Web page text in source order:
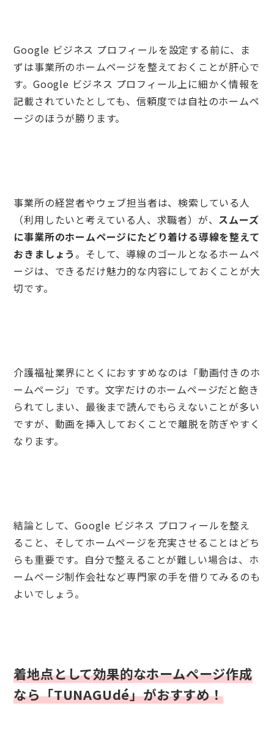
Google ビジネス プロフィールを設定する前に、ま
ずは事業所のホームページを整えておくことが肝心で
す。Google ビジネス プロフィール上に細かく情報を
記載されていたとしても、信頼度では自社のホームペ
ージのほうが勝ります。
事業所の経営者やウェブ担当者は、検索している人
（利用したいと考えている人、求職者）が、 スムーズ
に事業所のホームページにたどり着ける導線を整えて
おきましょう 。そして、導線のゴールとなるホームペ
ージは、できるだけ魅力的な内容にしておくことが大
切です。
介護福祉業界にとくにおすすめなのは「動画付きのホ
ームページ」です。文字だけのホームページだと飽き
られてしまい、最後まで読んでもらえないことが多い
ですが、動画を挿入しておくことで離脱を防ぎやすく
なります。
結論として、Google ビジネス プロフィールを整え
ること、そしてホームページを充実させることはどち
らも重要です。自分で整えることが難しい場合は、ホ
ームページ制作会社など専門家の手を借りてみるのも
よいでしょう。
着地点として効果的なホームページ作成
なら「TUNAGUdé」がおすすめ！